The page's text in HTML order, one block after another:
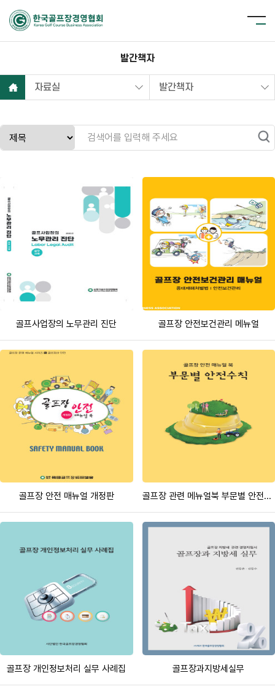
발간책자
자료실 발간책자
골프사업장의 노무관리 진단 골프장 안전보건관리 메뉴얼
골프장 안전 매뉴얼 개정판 골프장 관련 메뉴얼북 부문별 안전수칙
골프장 개인정보처리 실무 사례집 골프장과지방세실무